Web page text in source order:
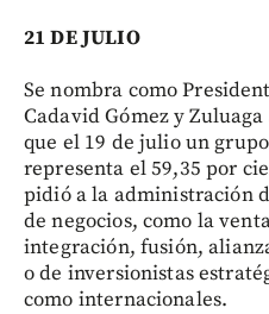
21 DE JULIO
Se nombra como
Cadavid Gómez y
que el 19 de julio un
representa el 59,35 por
pidió a la administración
de negocios, como la
integración, fusión,
o de inversionistas
como internacionales.